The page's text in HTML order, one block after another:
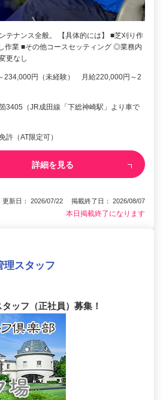
テナンス全般。 【具体的には】 ■芝刈り作
作業 ■その他コースセッティング ◎業務内
更なし
234,000円（未経験） 月給220,000円～2
3405（JR成田線「下総神崎駅」より車で
許（AT限定可）
詳細を見る
更新日： 2026/07/22 掲載終了日： 2026/08/07
本日掲載終了になります
理スタッフ
ッフ（正社員）募集！